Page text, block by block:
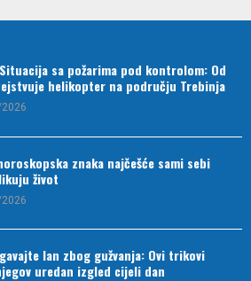
Situacija sa požarima pod kontrolom: Od
helikopter na području Trebinja
znaka najčešće sami sebi
život
lan zbog gužvanja: Ovi trikovi
uredan izgled cijeli dan